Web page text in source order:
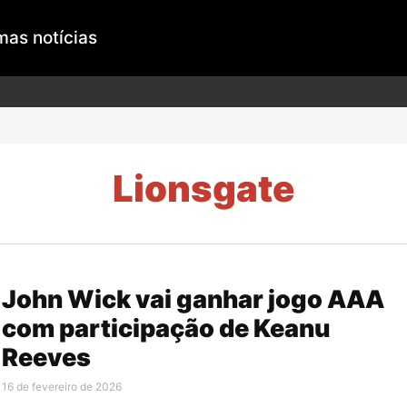
notícias
Lionsgate
John Wick vai ganhar jogo AAA
com participação de Keanu
Reeves
16 de fevereiro de 2026